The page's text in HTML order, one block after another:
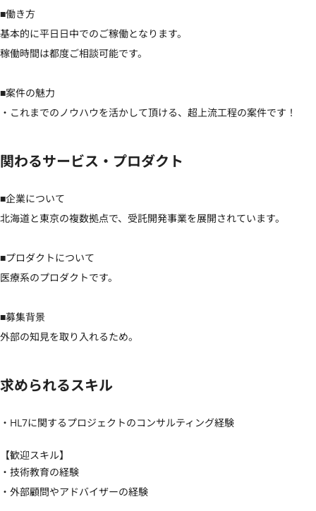
■働き方
基本的に平日日中でのご稼働となります。
稼働時間は都度ご相談可能です。
■案件の魅力
・これまでのノウハウを活かして頂ける、超上流工程の案件です！
関わるサービス・プロダクト
■企業について
北海道と東京の複数拠点で、受託開発事業を展開されています。
■プロダクトについて
医療系のプロダクトです。
■募集背景
外部の知見を取り入れるため。
求められるスキル
・HL7に関するプロジェクトのコンサルティング経験
【歓迎スキル】
・技術教育の経験
・外部顧問やアドバイザーの経験